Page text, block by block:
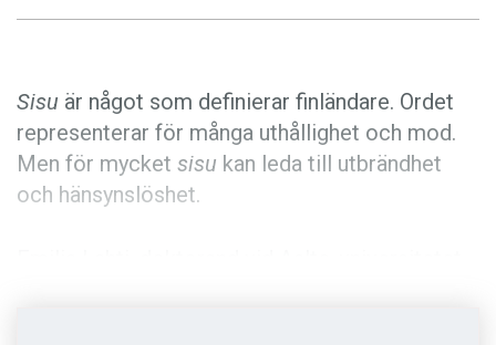
Läs Språktidningen digitalt
Sisu är något som definierar finländare. Ordet
representerar för många uthållighet och mod.
Men för mycket sisu kan leda till utbrändhet
och hänsynslöshet.